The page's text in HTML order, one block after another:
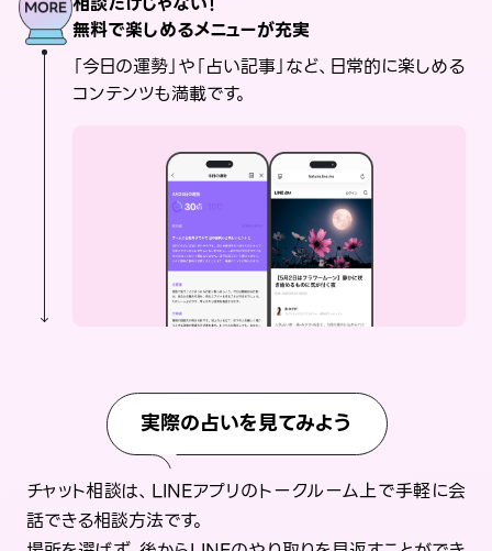
無料で楽しめるメニューが充実
「今日の運勢」や「占い記事」など、日常的に楽しめる
コンテンツも満載です。
実際の占いを見てみよう
チャット相談は、LINEアプリのトークルーム上で手軽に会
話できる相談方法です。